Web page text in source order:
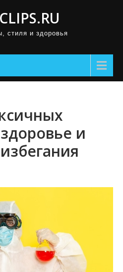
стиля и здоровья
и